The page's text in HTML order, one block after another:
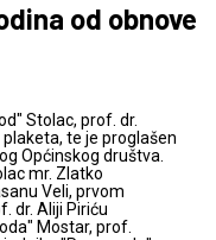
od obnove
Stolac, prof. dr.
te je proglašen
Općinskog društva.
mr. Zlatko
Veli, prvom
dr. Aliji Piriću
Mostar, prof.